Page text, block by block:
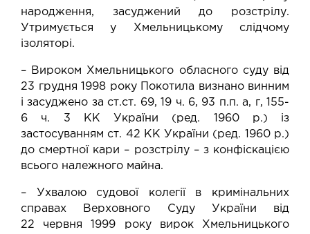
народження, засуджений до розстрілу.
Утримується у Хмельницькому слідчому
ізоляторі.
– Вироком Хмельницького обласного суду від
23 грудня 1998 року Покотила визнано винним
і засуджено за ст.ст. 69, 19 ч. 6, 93 п.п. а, г, 155-
6 ч. 3 КК України (ред. 1960 р.) із
застосуванням ст. 42 КК України (ред. 1960 р.)
до смертної кари – розстрілу – з конфіскацією
всього належного майна.
– Ухвалою судової колегії в кримінальних
справах Верховного Суду України від
22 червня 1999 року вирок Хмельницького